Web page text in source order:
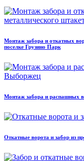
Монтаж забора и откатных
поселке Грузино Парк
Монтаж забора и распашных
Откатные ворота и забор из